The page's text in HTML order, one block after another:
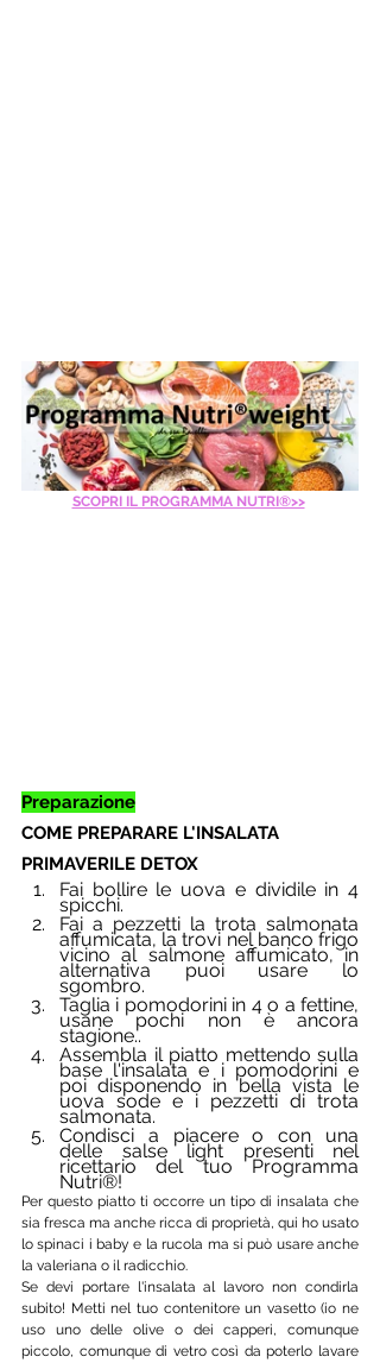
SCOPRI IL PROGRAMMA NUTRI®>>
Preparazione
COME PREPARARE L'INSALATA
PRIMAVERILE DETOX
Fai bollire le uova e dividile in 4
spicchi.
Fai a pezzetti la trota salmonata
affumicata, la trovi nel banco frigo
vicino al salmone affumicato, in
alternativa puoi usare lo
sgombro.
Taglia i pomodorini in 4 o a fettine,
usane pochi non è ancora
stagione..
Assembla il piatto mettendo sulla
base l'insalata e i pomodorini e
poi disponendo in bella vista le
uova sode e i pezzetti di trota
salmonata.
Condisci a piacere o con una
delle salse light presenti nel
ricettario del tuo Programma
Nutri®️!
Per questo piatto ti occorre un tipo di insalata che
sia fresca ma anche ricca di proprietà, qui ho usato
lo spinaci i baby e la rucola ma si può usare anche
la valeriana o il radicchio.
Se devi portare l'insalata al lavoro non condirla
subito! Metti nel tuo contenitore un vasetto (io ne
uso uno delle olive o dei capperi, comunque
piccolo, comunque di vetro così da poterlo lavare